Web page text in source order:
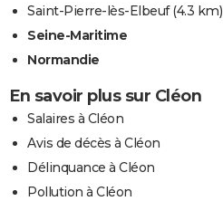
Saint-Pierre-lès-Elbeuf(4.3 km)
Seine-Maritime
Normandie
En savoir plus sur Cléon
Salaires à Cléon
Avis de décès à Cléon
Délinquance à Cléon
Pollution à Cléon